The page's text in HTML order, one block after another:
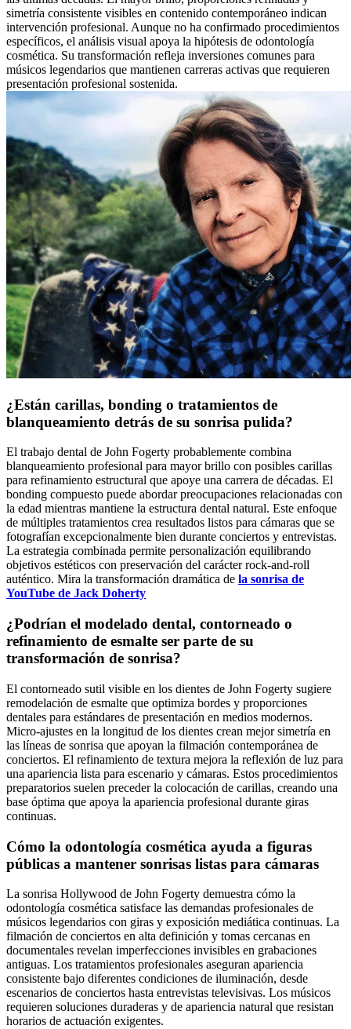
simetría consistente visibles en contenido contemporáneo indican
intervención profesional. Aunque no ha confirmado procedimientos
específicos, el análisis visual apoya la hipótesis de odontología
cosmética. Su transformación refleja inversiones comunes para
músicos legendarios que mantienen carreras activas que requieren
presentación profesional sostenida.
¿Están carillas, bonding o tratamientos de
blanqueamiento detrás de su sonrisa pulida?
El trabajo dental de John Fogerty probablemente combina
blanqueamiento profesional para mayor brillo con posibles carillas
para refinamiento estructural que apoye una carrera de décadas. El
bonding compuesto puede abordar preocupaciones relacionadas con
la edad mientras mantiene la estructura dental natural. Este enfoque
de múltiples tratamientos crea resultados listos para cámaras que se
fotografían excepcionalmente bien durante conciertos y entrevistas.
La estrategia combinada permite personalización equilibrando
objetivos estéticos con preservación del carácter rock-and-roll
auténtico. Mira la transformación dramática de la sonrisa de
YouTube de Jack Doherty
¿Podrían el modelado dental, contorneado o
refinamiento de esmalte ser parte de su
transformación de sonrisa?
El contorneado sutil visible en los dientes de John Fogerty sugiere
remodelación de esmalte que optimiza bordes y proporciones
dentales para estándares de presentación en medios modernos.
Micro-ajustes en la longitud de los dientes crean mejor simetría en
las líneas de sonrisa que apoyan la filmación contemporánea de
conciertos. El refinamiento de textura mejora la reflexión de luz para
una apariencia lista para escenario y cámaras. Estos procedimientos
preparatorios suelen preceder la colocación de carillas, creando una
base óptima que apoya la apariencia profesional durante giras
continuas.
Cómo la odontología cosmética ayuda a figuras
públicas a mantener sonrisas listas para cámaras
La sonrisa Hollywood de John Fogerty demuestra cómo la
odontología cosmética satisface las demandas profesionales de
músicos legendarios con giras y exposición mediática continuas. La
filmación de conciertos en alta definición y tomas cercanas en
documentales revelan imperfecciones invisibles en grabaciones
antiguas. Los tratamientos profesionales aseguran apariencia
consistente bajo diferentes condiciones de iluminación, desde
escenarios de conciertos hasta entrevistas televisivas. Los músicos
requieren soluciones duraderas y de apariencia natural que resistan
horarios de actuación exigentes.